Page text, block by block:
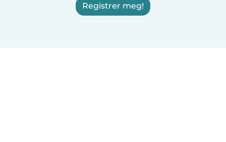
Registrer meg!